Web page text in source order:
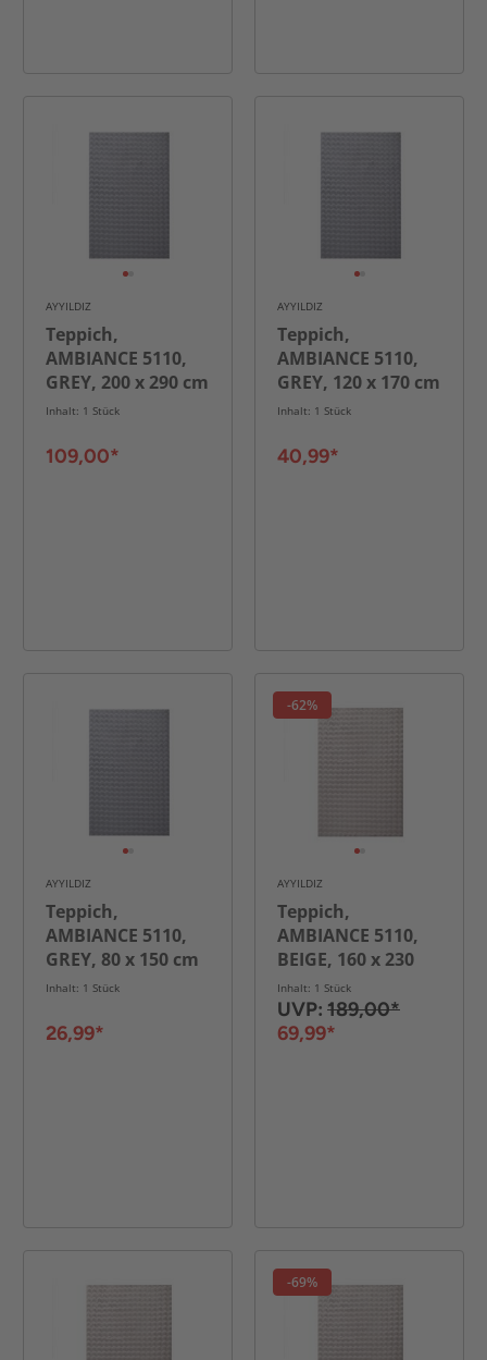
AYYILDIZ
Teppich,
AMBIANCE 5110,
GREY, 200 x 290 cm
Inhalt: 1 Stück
109,00*
AYYILDIZ
Teppich,
AMBIANCE 5110,
GREY, 120 x 170 cm
Inhalt: 1 Stück
40,99*
AYYILDIZ
Teppich,
AMBIANCE 5110,
GREY, 80 x 150 cm
Inhalt: 1 Stück
26,99*
-62%
AYYILDIZ
Teppich,
AMBIANCE 5110,
BEIGE, 160 x 230
cm
Inhalt: 1 Stück
UVP: 189,00*
69,99*
-69%